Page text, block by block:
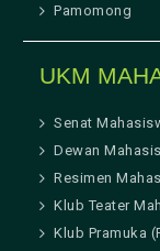
Pamomong
UKM
Senat
Dewan
Resimen
Klub Teater
Klub Pramuka